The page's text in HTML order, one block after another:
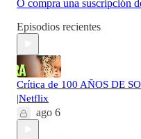
O compra una suscripción
Episodios recientes
Crítica de 100 AÑOS DE
|Netflix
ago 6